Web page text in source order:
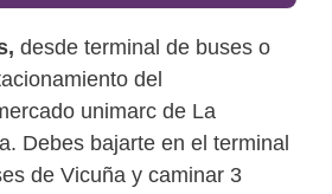
desde terminal de buses o
del
unimarc de La
Debes bajarte en el terminal
de Vicuña y caminar 3